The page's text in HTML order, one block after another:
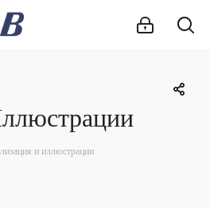
и иллюстрации